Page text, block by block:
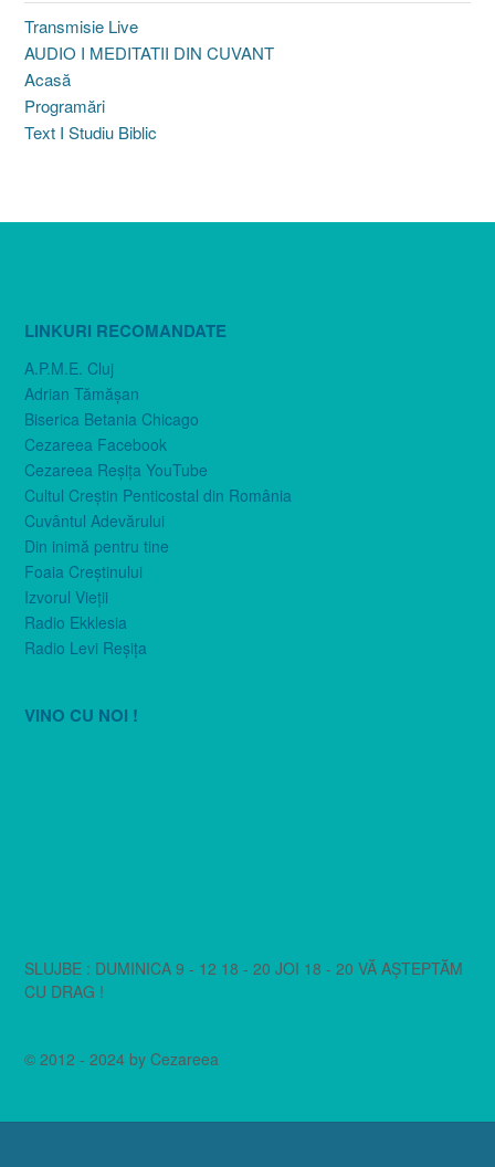
Transmisie Live
AUDIO I MEDITATII DIN CUVANT
Acasă
Programări
Text I Studiu Biblic
LINKURI RECOMANDATE
A.P.M.E. Cluj
Adrian Tămăşan
Biserica Betania Chicago
Cezareea Facebook
Cezareea Reşiţa YouTube
Cultul Creştin Penticostal din România
Cuvântul Adevărului
Din inimă pentru tine
Foaia Creştinului
Izvorul Vieţii
Radio Ekklesia
Radio Levi Reşiţa
VINO CU NOI !
SLUJBE : DUMINICA 9 - 12 18 - 20 JOI 18 - 20 VĂ AȘTEPTĂM
CU DRAG !
© 2012 - 2024 by Cezareea